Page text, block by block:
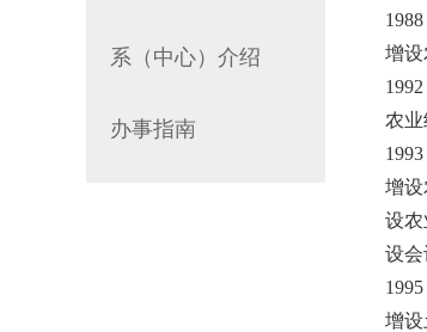
系（中心）介绍
办事指南
1988
增
1992
农
1993
增
设
设
1995
增